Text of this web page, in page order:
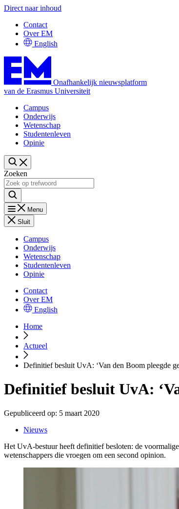
Direct naar inhoud
Contact
Over EM
English
Onafhankelijk nieuwsplatform
van de Erasmus Universiteit
Campus
Onderwijs
Wetenschap
Studentenleven
Opinie
Zoeken
Menu
Sluit
Campus
Onderwijs
Wetenschap
Studentenleven
Opinie
Contact
Over EM
English
Home
Actueel
Definitief besluit UvA: ‘Van den Boom pleegde
Definitief besluit UvA:
Gepubliceerd op: 5 maart 2020
Nieuws
Het UvA-bestuur heeft definitief besloten: de
wetenschappers die vroegen om een second opinion.